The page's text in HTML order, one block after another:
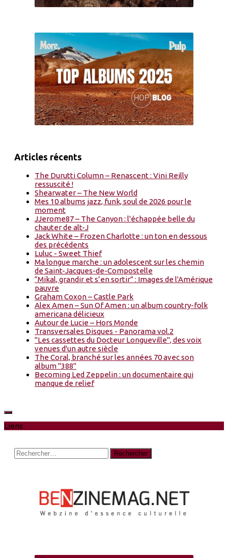
Articles récents
The Durutti Column – Renascent : Vini Reilly
ressuscité !
Shearwater – The New World
Mes 10 albums jazz, funk, soul de 2026 pour le
moment
JJerome87 – The Canyon : l'échappée belle du
chauter de alt-J
Jack White – Frozen Charlotte : un ton en dessous
des précédents
Luluc - Sweet Thief
Ma longue marche : un adolescent sur les chemin
de Saint-Jacques-de-Compostelle
“Mikal, grandir et s’en sortir” : Images de l'Amérique
pauvre
Graham Coxon – Castle Park
Alex Amen – Sun Of Amen : un album country-folk
americana délicieux
Autour de Lucie – Hors Monde
Transversales Disques - Panorama vol.2
"Les cassettes du Docteur Longueville", des voix
venues d'un autre siècle
The Coral, branché sur les années 70 avec son
album "388"
Becoming Led Zeppelin : un documentaire qui
manque de relief
Liens
Rechercher :